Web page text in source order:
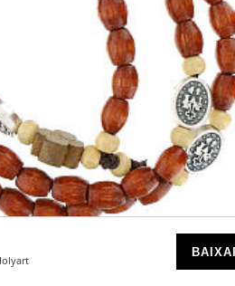
Milagrosa pulseira elástica para